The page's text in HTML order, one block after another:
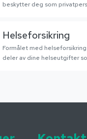
beskytter deg som
Helseforsikring
Formålet med
deler av dine helseutgifter